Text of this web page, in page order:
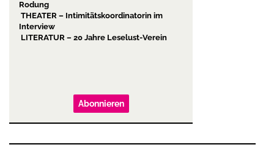
Rodung
THEATER – Intimitätskoordinatorin im
Interview
LITERATUR – 20 Jahre Leselust-Verein
Abonnieren